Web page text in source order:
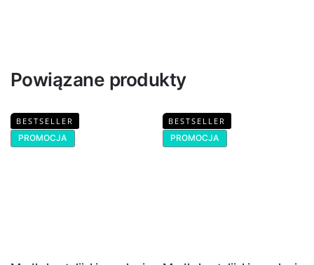
Powiązane produkty
PROMOCJA
BESTSELLER
PROMOCJA
BESTSELLER